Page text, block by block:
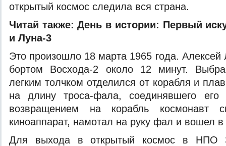
открытый космос следила вся страна.
Читай также:День в истории: Первый
и Луна-3
Это произошло 18 марта 1965 года. Алексей
бортом Восхода-2 около 12 минут.
легким толчком отделился от корабля и
на длину троса-фала, соединявшего
возвращением на корабль космонавт
киноаппарат, намотал на руку фал и вошел
Для выхода в открытый космос в НПО